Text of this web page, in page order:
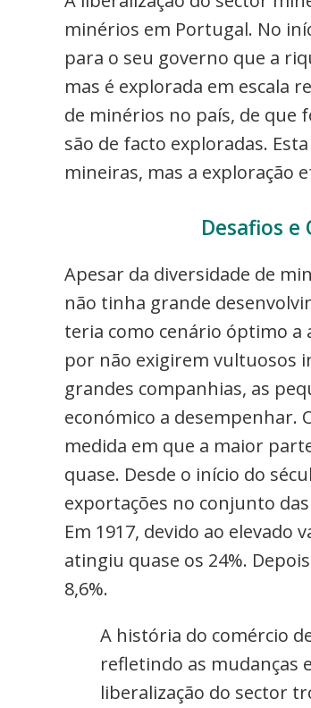
minérios em Portugal. No
para o seu governo que a
mas é explorada em escala
de minérios no país, de que
são de facto exploradas.
mineiras, mas a exploração
Desafios
Apesar da diversidade de
não tinha grande
teria como cenário óptimo a
por não exigirem vultuosos
grandes companhias, as
económico a desempenhar.
medida em que a maior
quase. Desde o início do
exportações no conjunto
Em 1917, devido ao
atingiu quase os 24%.
8,6%.
A história do comércio
refletindo as mudanças
liberalização do sector